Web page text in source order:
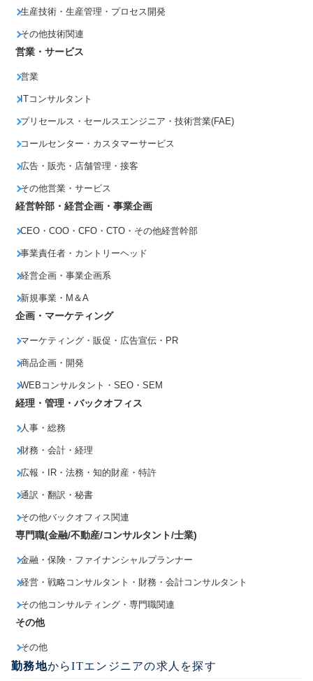
生産技術・生産管理・プロセス開発
その他技術関連
営業・サービス
営業
ITコンサルタント
プリセールス・セールスエンジニア・技術営業(FAE)
コールセンター・カスタマーサービス
広告・販売・店舗管理・接客
その他営業・サービス
経営幹部・経営企画・事業企画
CEO・COO・CFO・CTO・その他経営幹部
事業責任者・カントリーヘッド
経営企画・事業企画系
新規事業・M＆A
企画・マーケティング
マーケティング・販促・広告宣伝・PR
商品企画・開発
WEBコンサルタント・SEO・SEM
経理・管理・バックオフィス
人事・総務
財務・会計・経理
広報・IR・法務・知的財産・特許
通訳・翻訳・秘書
その他バックオフィス関連
専門職(金融/不動産/コンサルタント/士業)
金融・保険・ファイナンシャルプランナー
経営・戦略コンサルタント・財務・会計コンサルタント
その他コンサルティング・専門職関連
その他
その他
勤務地からITエンジニアの求人を探す